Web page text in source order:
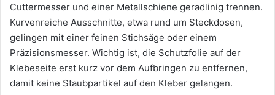
Cuttermesser und einer Metallschiene geradlinig trennen.
Kurvenreiche Ausschnitte, etwa rund um Steckdosen,
gelingen mit einer feinen Stichsäge oder einem
Präzisionsmesser. Wichtig ist, die Schutzfolie auf der
Klebeseite erst kurz vor dem Aufbringen zu entfernen,
damit keine Staubpartikel auf den Kleber gelangen.